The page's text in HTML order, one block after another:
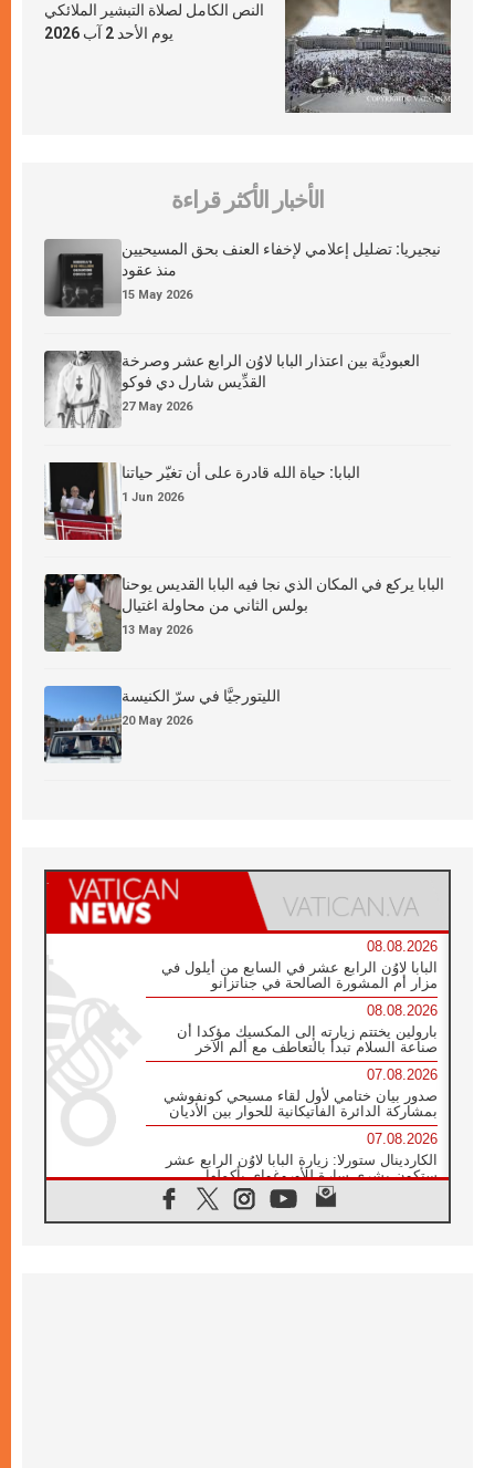
النص الكامل لصلاة التبشير الملائكي
يوم الأحد 2 آب 2026
الأخبار الأكثر قراءة
نيجيريا: تضليل إعلامي لإخفاء العنف بحق المسيحيين
منذ عقود
15 May 2026
العبوديَّة بين اعتذار البابا لاوُن الرابع عشر وصرخة
القدِّيس شارل دي فوكو
27 May 2026
البابا: حياة الله قادرة على أن تغيّر حياتنا
1 Jun 2026
البابا يركع في المكان الذي نجا فيه البابا القديس يوحنا
بولس الثاني من محاولة اغتيال
13 May 2026
الليتورجيَّا في سرّ الكنيسة
20 May 2026
08.08.2026
البابا لاوُن الرابع عشر في السابع من أيلول في
مزار أم المشورة الصالحة في جناتزانو
08.08.2026
بارولين يختتم زيارته إلى المكسيك مؤكدا أن
صناعة السلام تبدأ بالتعاطف مع ألم الآخر
07.08.2026
صدور بيان ختامي لأول لقاء مسيحي كونفوشي
بمشاركة الدائرة الفاتيكانية للحوار بين الأديان
07.08.2026
الكاردينال ستورلا: زيارة البابا لاوُن الرابع عشر
ستكون بشرى سارة للأوروغواي بأكملها
الفاتيكان يعلن برنامج الزيارة الرسولية للبابا لاوُن